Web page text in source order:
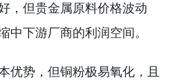
，但贵金属原料价格波动
中下游厂商的利润空间。
优势，但铜粉极易氧化，且